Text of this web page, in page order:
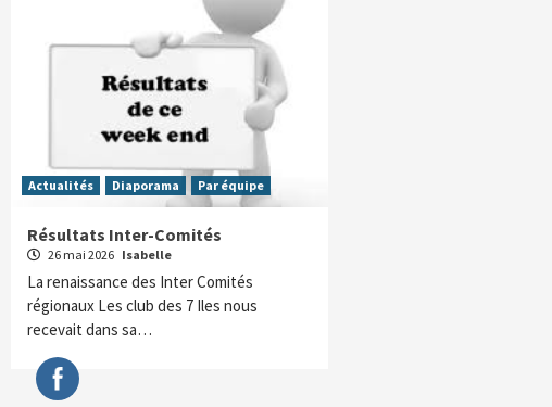
Actualités Diaporama Par équipe
Résultats Inter-Comités
26 mai 2026 Isabelle
La renaissance des Inter Comités
régionaux Les club des 7 Iles nous
recevait dans sa…